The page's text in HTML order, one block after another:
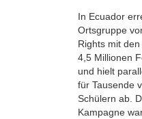
In Ecuador
Ortsgruppe
Rights mit
4,5 Millionen
und hielt
für Tausende
Schülern ab.
Kampagne